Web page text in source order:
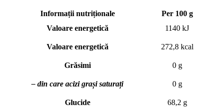
Informații nutriționale
Per 100 g
Valoare energetică
1140 kJ
Valoare energetică 272,8 kcal
Grăsimi 0 g
– din care acizi grași saturați 0 g
Glucide 68,2 g